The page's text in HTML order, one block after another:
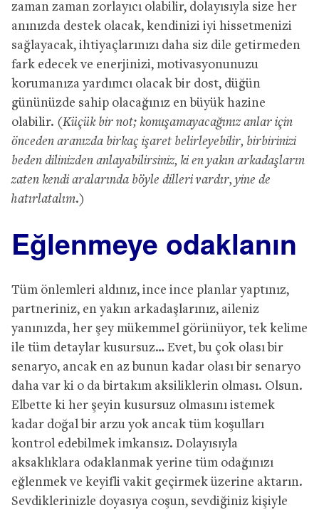
zaman zaman zorlayıcı olabilir, dolayısıyla size her
anınızda destek olacak, kendinizi iyi hissetmenizi
sağlayacak, ihtiyaçlarınızı daha siz dile getirmeden
fark edecek ve enerjinizi, motivasyonunuzu
korumanıza yardımcı olacak bir dost, düğün
gününüzde sahip olacağınız en büyük hazine
olabilir. (Küçük bir not; konuşamayacağınız anlar için
önceden aranızda birkaç işaret belirleyebilir, birbirinizi
beden dilinizden anlayabilirsiniz, ki en yakın arkadaşların
zaten kendi aralarında böyle dilleri vardır, yine de
hatırlatalım.)
Eğlenmeye odaklanın
Tüm önlemleri aldınız, ince ince planlar yaptınız,
partneriniz, en yakın arkadaşlarınız, aileniz
yanınızda, her şey mükemmel görünüyor, tek kelime
ile tüm detaylar kusursuz… Evet, bu çok olası bir
senaryo, ancak en az bunun kadar olası bir senaryo
daha var ki o da birtakım aksiliklerin olması. Olsun.
Elbette ki her şeyin kusursuz olmasını istemek
kadar doğal bir arzu yok ancak tüm koşulları
kontrol edebilmek imkansız. Dolayısıyla
aksaklıklara odaklanmak yerine tüm odağınızı
eğlenmek ve keyifli vakit geçirmek üzerine aktarın.
Sevdiklerinizle doyasıya coşun, sevdiğiniz kişiyle